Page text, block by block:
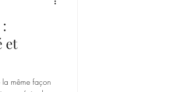
et
la même façon